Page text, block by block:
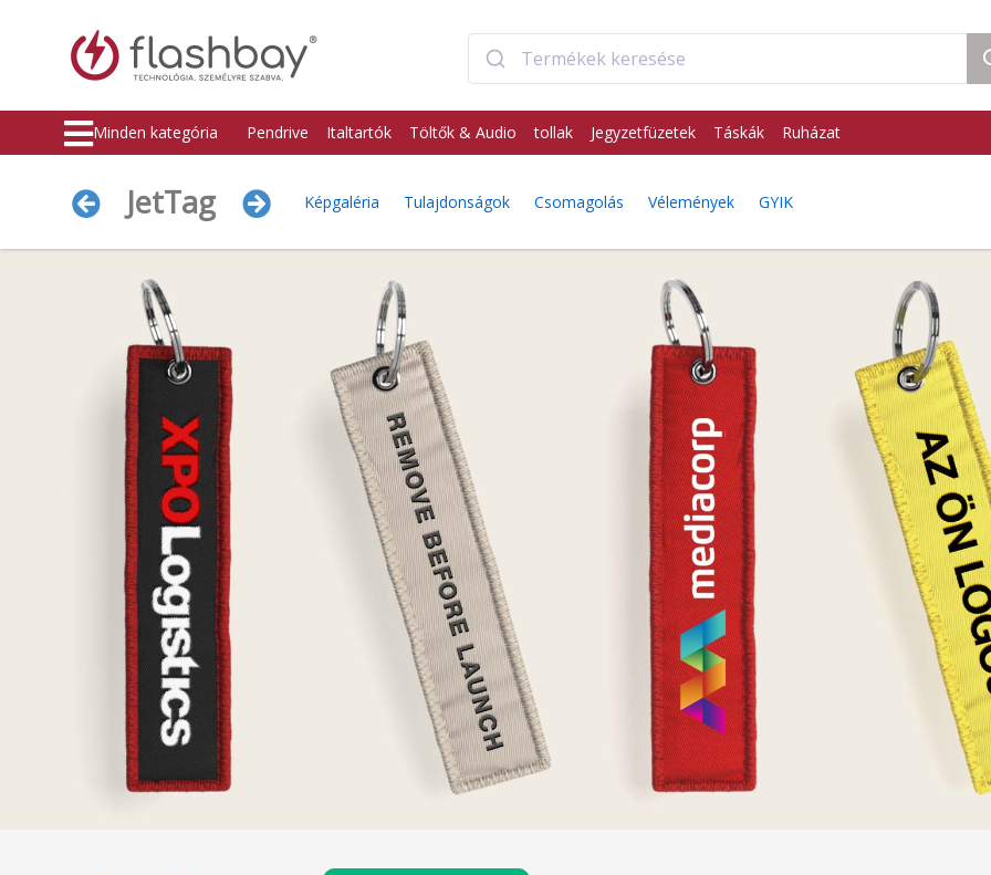
Minden kategória Pendrive Italtartók Töltők & Audio tollak Jegyzetfüzetek Táskák Ruházat
JetTag Képgaléria Tulajdonságok Csomagolás Vélemények GYIK